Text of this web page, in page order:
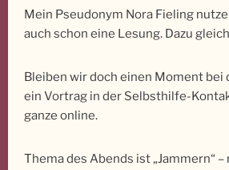
Mein Pseudonym Nora Fieling
auch schon eine Lesung. Dazu
Bleiben wir doch einen Moment bei
ein Vortrag in der Selbsthilfe-
ganze online.
Thema des Abends ist „Jammern“